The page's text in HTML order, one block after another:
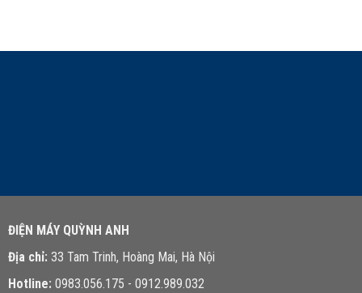
ĐIỆN MÁY QUỲNH ANH
Địa chỉ: 33 Tam Trinh, Hoàng Mai, Hà Nội
Hotline: 0983.056.175 - 0912.989.032